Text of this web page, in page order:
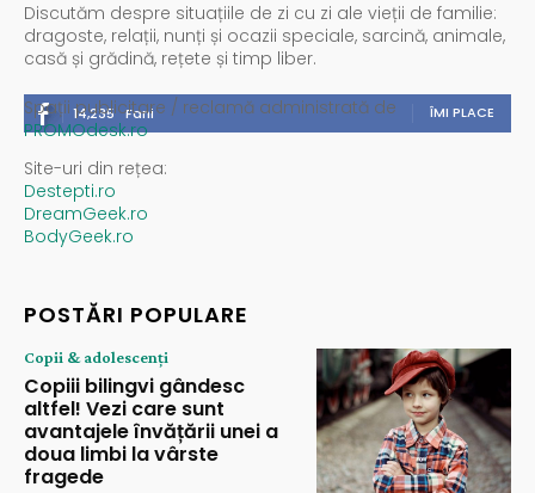
Discutăm despre situațiile de zi cu zi ale vieții de familie:
dragoste, relații, nunți și ocazii speciale, sarcină, animale,
casă și grădină, rețete și timp liber.
14,235 Fani ÎMI PLACE
Spații publicitare / reclamă administrată de
PROMOdesk.ro
Site-uri din rețea:
Destepti.ro
DreamGeek.ro
BodyGeek.ro
POSTĂRI POPULARE
Copii & adolescenți
Copiii bilingvi gândesc
altfel! Vezi care sunt
avantajele învățării unei a
doua limbi la vârste
fragede